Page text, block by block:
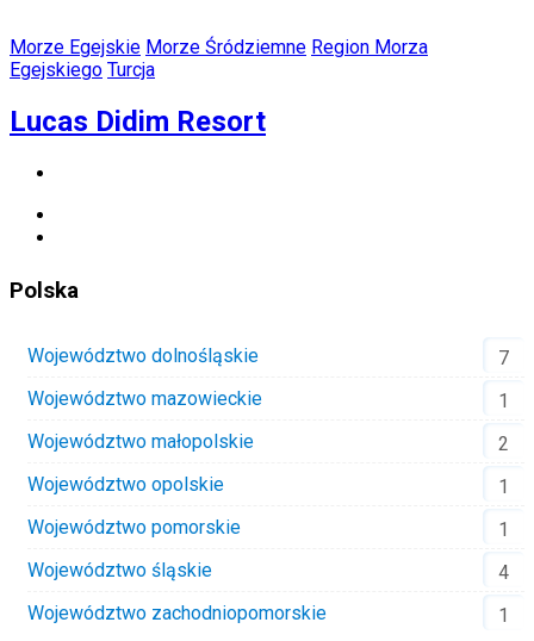
Morze Egejskie Morze Śródziemne Region Morza
Egejskiego Turcja
Lucas Didim Resort
Polska
Województwo dolnośląskie
7
Województwo mazowieckie
1
Województwo małopolskie
2
Województwo opolskie
1
Województwo pomorskie
1
Województwo śląskie
4
Województwo zachodniopomorskie
1